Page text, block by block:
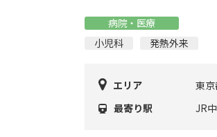
病院・医療
小児科
発熱外来
エリア
東
最寄り駅
JR